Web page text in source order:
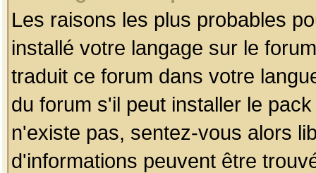
Les raisons les plus probables
installé votre langage sur le
traduit ce forum dans votre
du forum s'il peut installer le
n'existe pas, sentez-vous alors
d'informations peuvent être